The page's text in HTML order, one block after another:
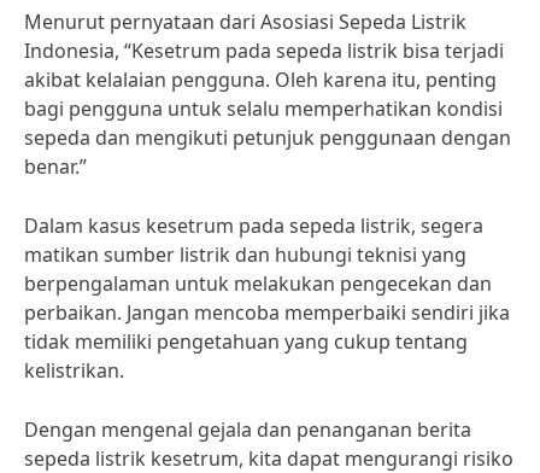
Menurut pernyataan dari Asosiasi Sepeda Listrik
Indonesia, “Kesetrum pada sepeda listrik bisa terjadi
akibat kelalaian pengguna. Oleh karena itu, penting
bagi pengguna untuk selalu memperhatikan kondisi
sepeda dan mengikuti petunjuk penggunaan dengan
benar.”
Dalam kasus kesetrum pada sepeda listrik, segera
matikan sumber listrik dan hubungi teknisi yang
berpengalaman untuk melakukan pengecekan dan
perbaikan. Jangan mencoba memperbaiki sendiri jika
tidak memiliki pengetahuan yang cukup tentang
kelistrikan.
Dengan mengenal gejala dan penanganan berita
sepeda listrik kesetrum, kita dapat mengurangi risiko